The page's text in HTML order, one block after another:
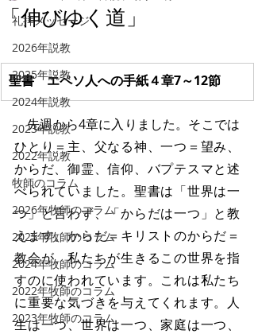
礼拝メッセージ
2026年説教
2025年説教
2024年説教
2023年説教
2022年説教
牧師のコラム
2026年牧師のコラム
2025年牧師のコラム
2024年牧師のコラム
2022年牧師のコラム
2023年牧師のコラム
「伸びゆく道」
聖書　エペソ人への手紙４章7～12節
先週から4章に入りました。そこでは
ひとり＝主、父なる神、一つ＝望み、
からだ、御霊、信仰、バプテスマと述
べられていました。聖書は「世界は一
つ」と言わず、「からだは一つ」と教
えます。からだ＝キリストのからだ＝
教会が、私たちが生きるこの世界を指
すのに使われています。これは私たち
に重要な気づきを与えてくれます。人
生は一つ、世界は一つ、家庭は一つ、